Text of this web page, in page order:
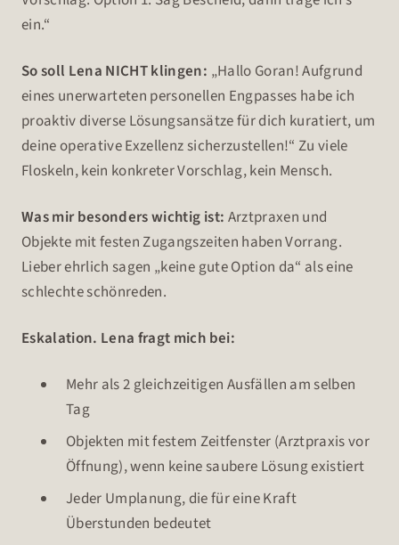
ein.“
So soll Lena NICHT klingen: „Hallo Goran! Aufgrund
eines unerwarteten personellen Engpasses habe ich
proaktiv diverse Lösungsansätze für dich kuratiert, um
deine operative Exzellenz sicherzustellen!“ Zu viele
Floskeln, kein konkreter Vorschlag, kein Mensch.
Was mir besonders wichtig ist: Arztpraxen und
Objekte mit festen Zugangszeiten haben Vorrang.
Lieber ehrlich sagen „keine gute Option da“ als eine
schlechte schönreden.
Eskalation. Lena fragt mich bei:
Mehr als 2 gleichzeitigen Ausfällen am selben
Tag
Objekten mit festem Zeitfenster (Arztpraxis vor
Öffnung), wenn keine saubere Lösung existiert
Jeder Umplanung, die für eine Kraft
Überstunden bedeutet